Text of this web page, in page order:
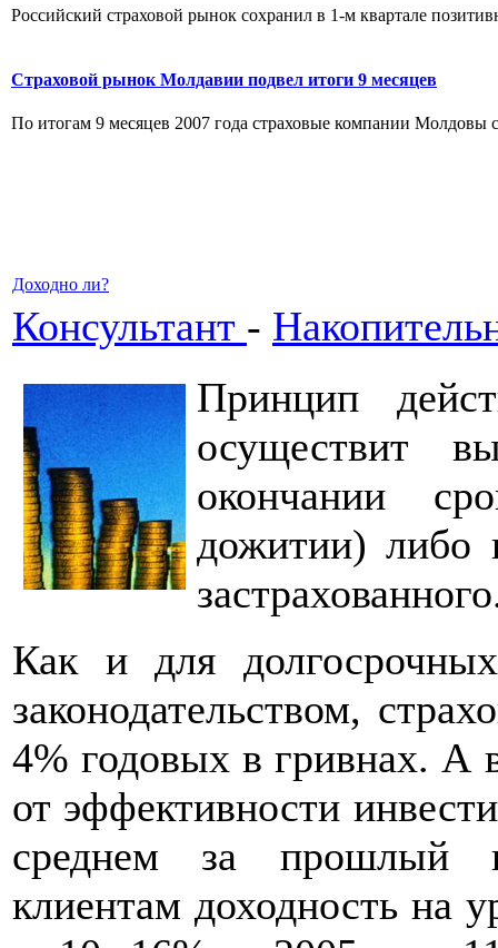
Российский страховой рынок сохранил в 1-м квартале
Страховой рынок Молдавии подвел итоги 9 месяцев
По итогам 9 месяцев 2007 года страховые компании
Доходно ли?
Консультант -
Принцип
осуществит
окончании
дожитии) либо
Как и для
законодательством,
4% годовых в гривнах. А
от эффективности
среднем за прошлый
клиентам доходность на